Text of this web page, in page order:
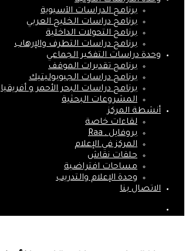
برنامج الدراسات الآسيوية
برنامج دراسات الخليج العربي
برنامج التحولات الداخلية
برنامج دراسات التطرف والإرهاب
وحدة دراسات التفكير الجماعي
برنامج تقديرات الموقف
برنامج دراسات الجيوبوليتيك
برنامج دراسات البحر الأحمر و أفريقيا
المشروعات البحثية
أنشطة المركز
لقاءات خاصة
بروفايل ـ Raa
المركز في الإعلام
حلقات نقاش
مساحات افتراضية
وحدة الإعلام والتدريب
الاتصال بنا